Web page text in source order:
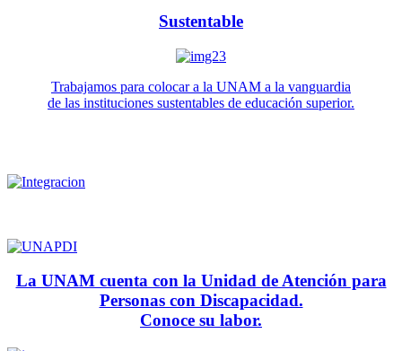
Sustentable
Trabajamos para colocar a la UNAM a la vanguardia
de las instituciones sustentables de educación superior.
La UNAM cuenta con la Unidad de Atención para
Personas con Discapacidad.
Conoce su labor.